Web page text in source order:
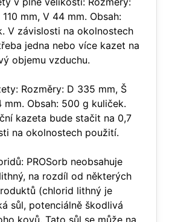
mm, V 44 mm. Obsah:
V závislosti na okolnostech
jedna nebo více kazet na
objemu vzduchu.
Rozměry: D 335 mm, Š
mm. Obsah: 500 g kuliček.
kazeta bude stačit na 0,7
na okolnostech použití.
PROSorb neobsahuje
na rozdíl od některých
(chlorid lithný je
sůl, potenciálně škodlivá
kovů. Tato sůl se může na